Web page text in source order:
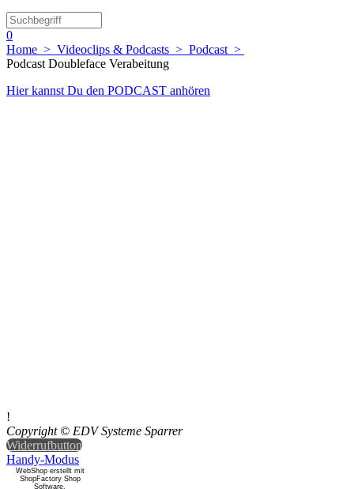
0
Home > Videoclips & Podcasts > Podcast >
Podcast Doubleface Verabeitung
Hier kannst Du den PODCAST anhören
!
Copyright © EDV Systeme Sparrer
Widerrufbutton
Handy-Modus
WebShop erstellt mit
ShopFactory Shop
Software.